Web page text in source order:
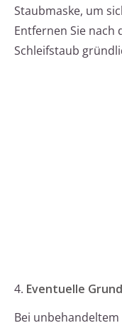
Staubmaske, um
Entfernen Sie nach
Schleifstaub
4. Eventuelle
Bei